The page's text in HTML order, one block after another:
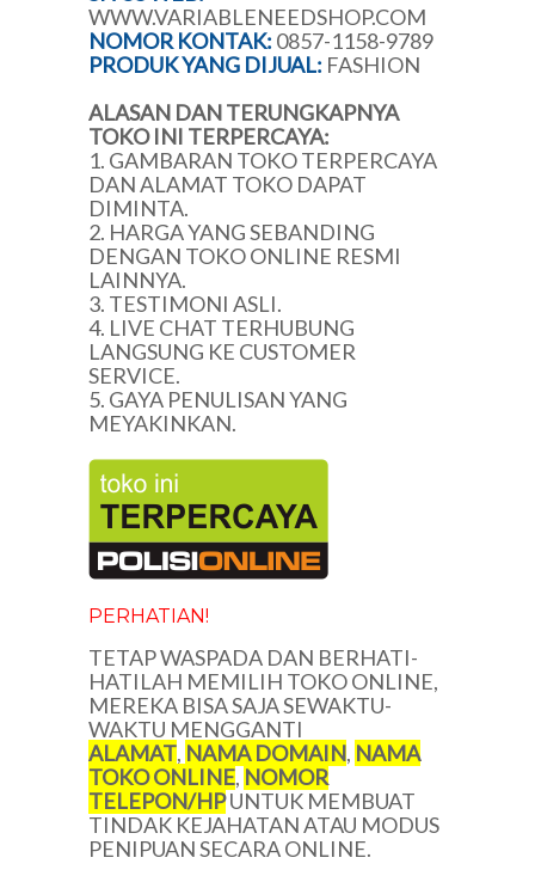
WWW.VARIABLENEEDSHOP.COM
NOMOR KONTAK: 0857-1158-9789
PRODUK YANG DIJUAL: FASHION
ALASAN DAN TERUNGKAPNYA
TOKO INI TERPERCAYA:
1. GAMBARAN TOKO TERPERCAYA
DAN ALAMAT TOKO DAPAT
DIMINTA.
2. HARGA YANG SEBANDING
DENGAN TOKO ONLINE RESMI
LAINNYA.
3. TESTIMONI ASLI.
4. LIVE CHAT TERHUBUNG
LANGSUNG KE CUSTOMER
SERVICE.
5. GAYA PENULISAN YANG
MEYAKINKAN.
PERHATIAN!
TETAP WASPADA DAN BERHATI-
HATILAH MEMILIH TOKO ONLINE,
MEREKA BISA SAJA SEWAKTU-
WAKTU MENGGANTI
ALAMAT, NAMA DOMAIN, NAMA
TOKO ONLINE, NOMOR
TELEPON/HPUNTUK MEMBUAT
TINDAK KEJAHATAN ATAU MODUS
PENIPUAN SECARA ONLINE.